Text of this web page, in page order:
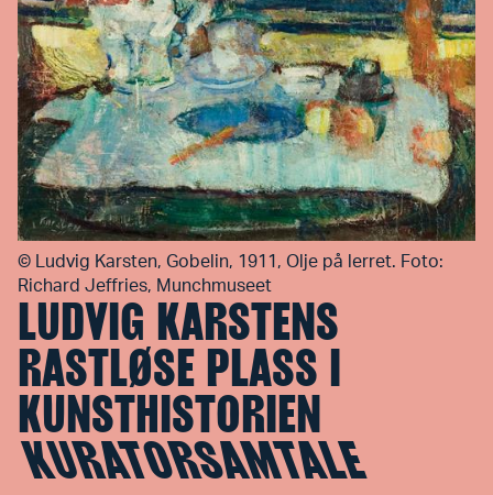
LUDVIG KARSTENS
RASTLØSE PLASS I
KUNSTHISTORIEN
KURATORSAMTALE
©
Ludvig Karsten, Gobelin, 1911, Olje på lerret. Foto:
Richard Jeffries, Munchmuseet